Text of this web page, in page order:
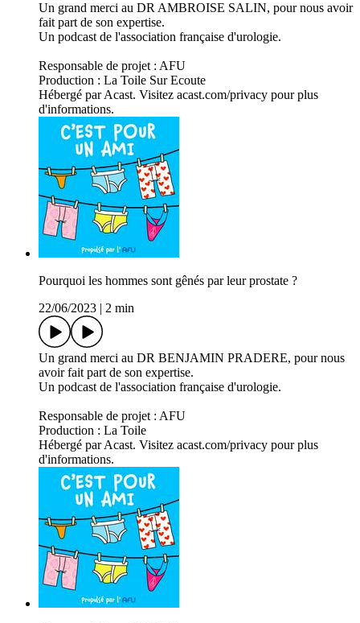
Un grand merci au DR AMBROISE SALIN, pour nous avoir
fait part de son expertise.
Un podcast de l'association française d'urologie.
Responsable de projet : AFU
Production : La Toile Sur Ecoute
Hébergé par Acast. Visitez acast.com/privacy pour plus
d'informations.
Pourquoi les hommes sont gênés par leur prostate ?
22/06/2023
2 min
Un grand merci au DR BENJAMIN PRADERE, pour nous
avoir fait part de son expertise.
Un podcast de l'association française d'urologie.
Responsable de projet : AFU
Production : La Toile
Hébergé par Acast. Visitez acast.com/privacy pour plus
d'informations.